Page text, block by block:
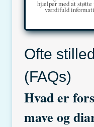
hjælper med at støtte
værdifuld
Ofte
(FAQs)
Hvad er
mave og